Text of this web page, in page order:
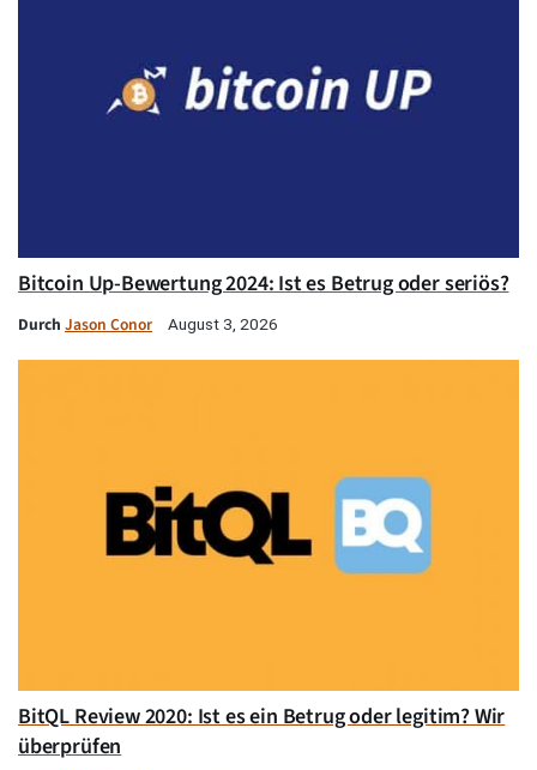
Bitcoin Up-Bewertung 2024: Ist es Betrug oder seriös?
Durch Jason Conor August 3, 2026
BitQL Review 2020: Ist es ein Betrug oder legitim? Wir
überprüfen